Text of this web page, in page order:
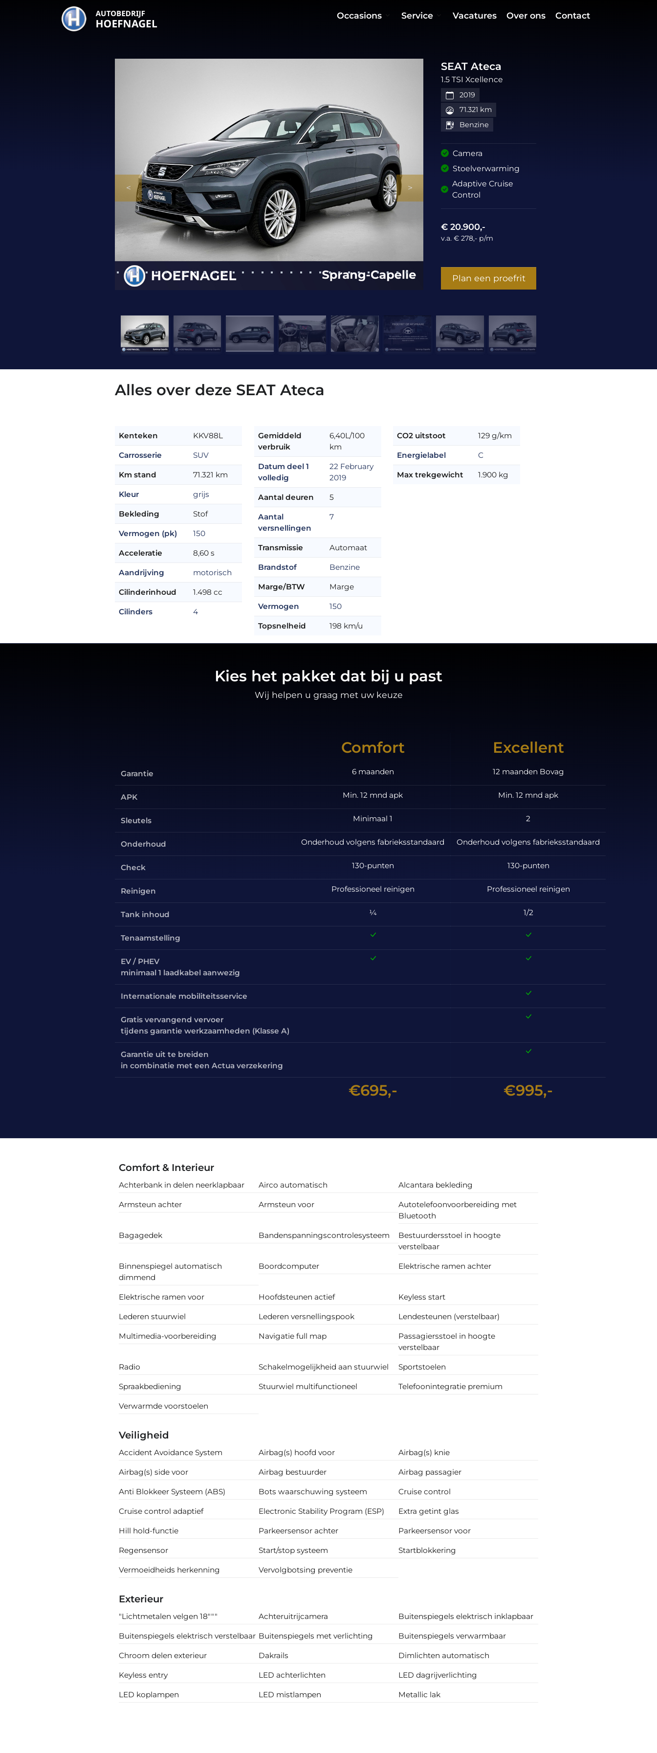
Occasions Service Vacatures Over ons Contact
SEAT Ateca
1.5 TSI Xcellence
2019
71.321 km
Benzine
Camera
Stoelverwarming
Adaptive Cruise
Control
€ 20.900,-
v.a. € 278,- p/m
Plan een proefrit
Alles over deze SEAT Ateca
Kenteken KKV88L
Carrosserie SUV
Km stand 71.321 km
Kleur grijs
Bekleding Stof
Vermogen (pk) 150
Acceleratie 8,60 s
Aandrijving motorisch
Cilinderinhoud 1.498 cc
Cilinders 4
Gemiddeld
verbruik
6,40L/100
km
Datum deel 1
volledig
22 February
2019
Aantal deuren 5
Aantal
versnellingen
7
Transmissie Automaat
Brandstof Benzine
Marge/BTW Marge
Vermogen 150
Topsnelheid 198 km/u
CO2 uitstoot 129 g/km
Energielabel C
Max trekgewicht 1.900 kg
Kies het pakket dat bij u past
Wij helpen u graag met uw keuze
Comfort Excellent
Garantie 6 maanden 12 maanden Bovag
APK Min. 12 mnd apk Min. 12 mnd apk
Sleutels Minimaal 1 2
Onderhoud Onderhoud volgens fabrieksstandaard Onderhoud volgens fabrieksstandaard
Check 130-punten 130-punten
Reinigen Professioneel reinigen Professioneel reinigen
Tank inhoud ¼ 1/2
Tenaamstelling
EV / PHEV
minimaal 1 laadkabel aanwezig
Internationale mobiliteitsservice
Gratis vervangend vervoer
tijdens garantie werkzaamheden (Klasse A)
Garantie uit te breiden
in combinatie met een Actua verzekering
€695,- €995,-
Comfort & Interieur
Achterbank in delen neerklapbaar Airco automatisch Alcantara bekleding
Armsteun achter Armsteun voor
Autotelefoonvoorbereiding met
Bluetooth
Bagagedek Bandenspanningscontrolesysteem
Bestuurdersstoel in hoogte
verstelbaar
Binnenspiegel automatisch
dimmend
Boordcomputer Elektrische ramen achter
Elektrische ramen voor Hoofdsteunen actief Keyless start
Lederen stuurwiel Lederen versnellingspook Lendesteunen (verstelbaar)
Multimedia-voorbereiding Navigatie full map
Passagiersstoel in hoogte
verstelbaar
Radio Schakelmogelijkheid aan stuurwiel Sportstoelen
Spraakbediening Stuurwiel multifunctioneel Telefoonintegratie premium
Verwarmde voorstoelen
Veiligheid
Accident Avoidance System Airbag(s) hoofd voor Airbag(s) knie
Airbag(s) side voor Airbag bestuurder Airbag passagier
Anti Blokkeer Systeem (ABS) Bots waarschuwing systeem Cruise control
Cruise control adaptief Electronic Stability Program (ESP) Extra getint glas
Hill hold-functie Parkeersensor achter Parkeersensor voor
Regensensor Start/stop systeem Startblokkering
Vermoeidheids herkenning Vervolgbotsing preventie
Exterieur
"Lichtmetalen velgen 18""" Achteruitrijcamera Buitenspiegels elektrisch inklapbaar
Buitenspiegels elektrisch verstelbaar Buitenspiegels met verlichting Buitenspiegels verwarmbaar
Chroom delen exterieur Dakrails Dimlichten automatisch
Keyless entry LED achterlichten LED dagrijverlichting
LED koplampen LED mistlampen Metallic lak